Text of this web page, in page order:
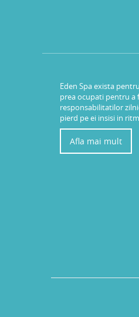
Eden Spa exista
prea ocupati pentru a
responsabilitatilor
pierd pe ei insisi in
Afla mai mult